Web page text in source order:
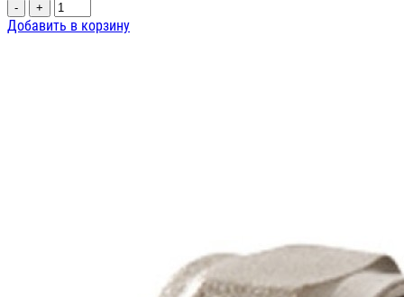
- +
Добавить в корзину